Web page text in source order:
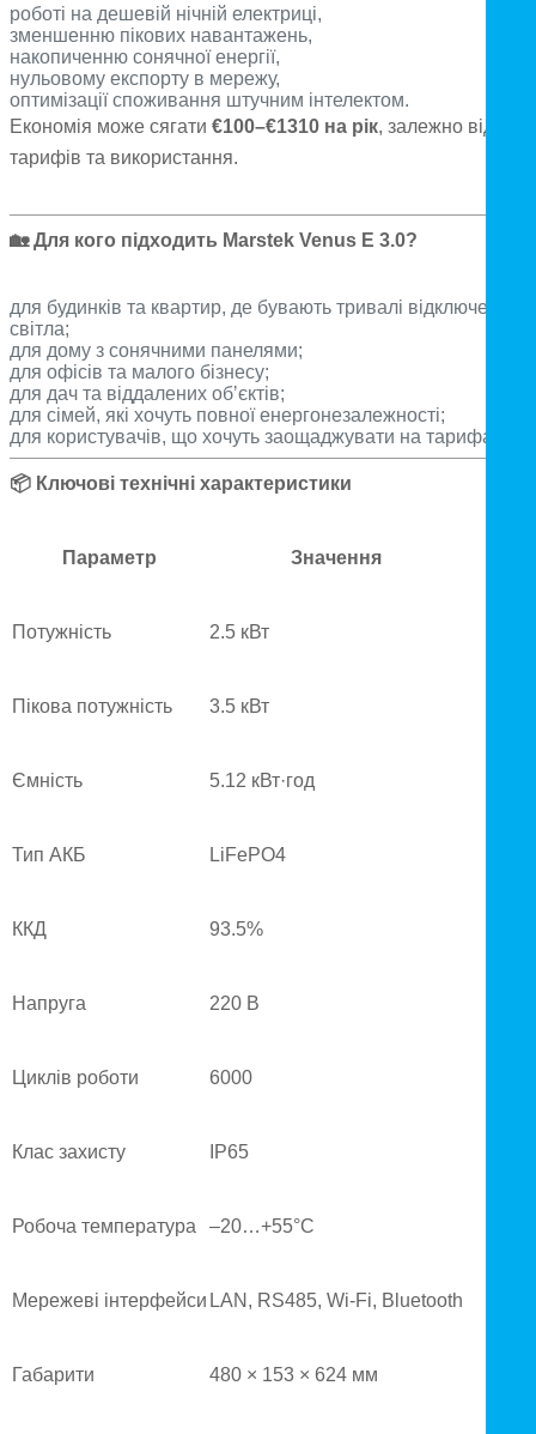
роботі на дешевій нічній електриці,
зменшенню пікових навантажень,
накопиченню сонячної енергії,
нульовому експорту в мережу,
оптимізації споживання штучним інтелектом.
Економія може сягати €100–€1310 на рік, залежно від
тарифів та використання.
🏡Для кого підходить Marstek Venus E 3.0?
для будинків та квартир, де бувають тривалі відключення
світла;
для дому з сонячними панелями;
для офісів та малого бізнесу;
для дач та віддалених обʼєктів;
для сімей, які хочуть повної енергонезалежності;
для користувачів, що хочуть заощаджувати на тарифах.
📦 Ключові технічні характеристики
Параметр Значення
Потужність 2.5 кВт
Пікова потужність 3.5 кВт
Ємність 5.12 кВт·год
Тип АКБ LiFePO4
ККД 93.5%
Напруга 220 В
Циклів роботи 6000
Клас захисту IP65
Робоча температура –20…+55°C
Мережеві інтерфейси LAN, RS485, Wi-Fi, Bluetooth
Габарити 480 × 153 × 624 мм